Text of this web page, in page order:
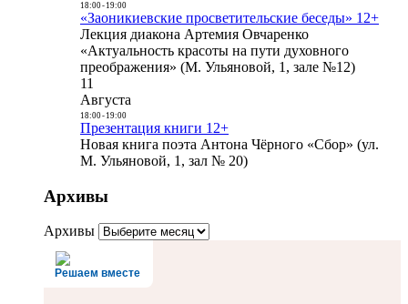
18:00- 19:00
«Заоникиевские просветительские беседы» 12+
Лекция диакона Артемия Овчаренко
«Актуальность красоты на пути духовного
преображения» (М. Ульяновой, 1, зале №12)
11
Августа
18:00- 19:00
Презентация книги 12+
Новая книга поэта Антона Чёрного «Сбор» (ул.
М. Ульяновой, 1, зал № 20)
Архивы
Архивы
Решаем вместе